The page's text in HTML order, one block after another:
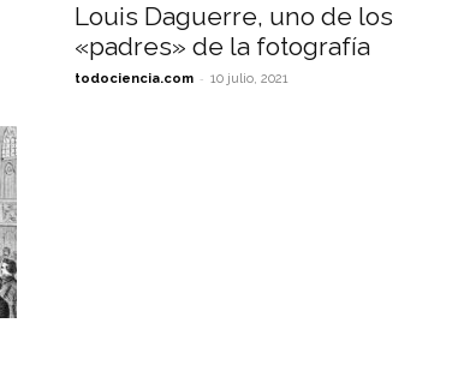
Louis Daguerre, uno de los
«padres» de la fotografía
todociencia.com - 10 julio, 2021